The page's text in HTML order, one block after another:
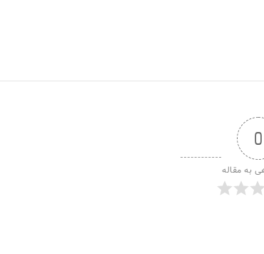
0
به مقاله